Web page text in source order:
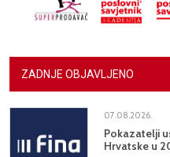
ZADNJE OBJAVLJENO
07.08.2026.
Pokazatelji
Hrvatske u